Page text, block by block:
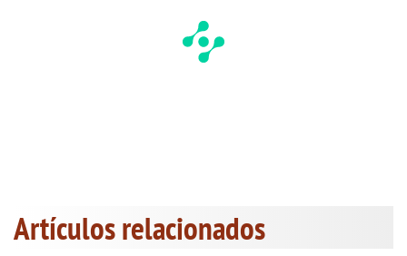
Artículos relacionados